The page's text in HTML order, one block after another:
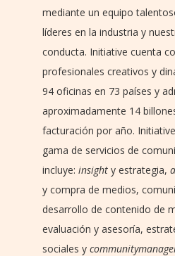
mediante un equipo
líderes en la industria y
conducta. Initiative cuenta
profesionales creativos y
94 oficinas en 73 países y
aproximadamente 14
facturación por año.
gama de servicios de
incluye: insight y estrategia,
y compra de medios,
desarrollo de contenido de
evaluación y asesoría,
sociales y